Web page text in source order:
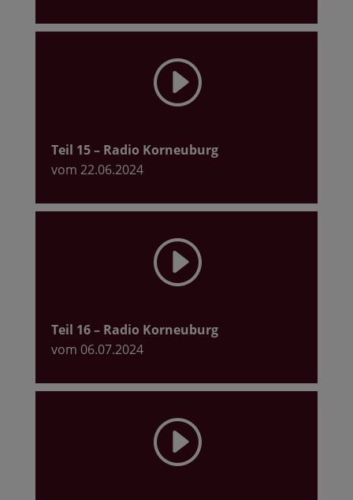
I
Teil 15– Radio Korneuburg
vom 22.06.2024
I
Teil 16– Radio Korneuburg
vom 06.07.2024
I